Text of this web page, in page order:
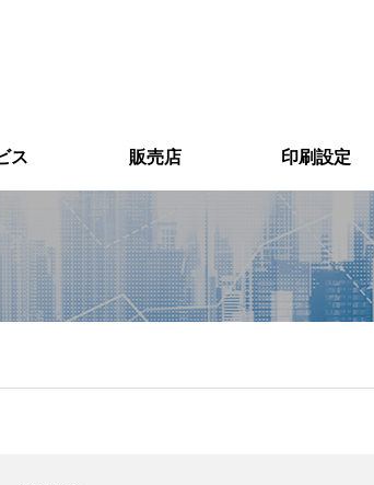
ス 販売店 印刷設定